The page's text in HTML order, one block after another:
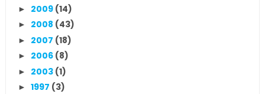
► 2009 (14)
► 2008 (43)
► 2007 (18)
► 2006 (8)
► 2003 (1)
► 1997 (3)